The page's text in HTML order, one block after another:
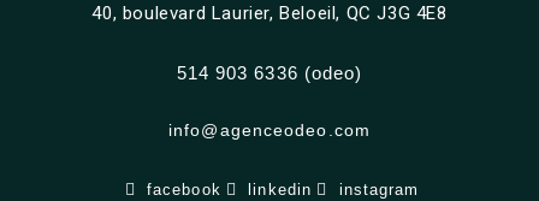
40, boulevard Laurier, Beloeil, QC J3G 4E8
514 903 6336 (odeo)
info@agenceodeo.com
facebook linkedin instagram